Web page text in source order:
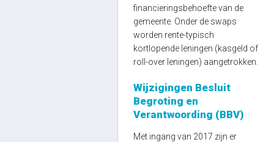
financieringsbehoefte van de
gemeente. Onder de swaps
worden rente-typisch
kortlopende leningen (kasgeld of
roll-over leningen) aangetrokken.
Wijzigingen Besluit
Begroting en
Verantwoording (BBV)
Met ingang van 2017 zijn er